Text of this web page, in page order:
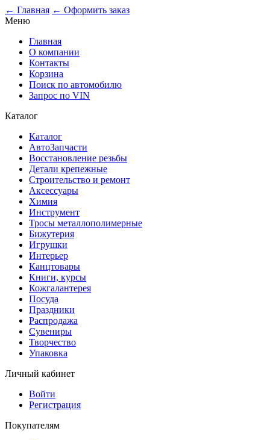
← Главная ← Оформить заказ
Меню
Главная
О компании
Контакты
Корзина
Поиск по автомобилю
Запрос по VIN
Каталог
Каталог
АвтоЗапчасти
Восстановление резьбы
Детали крепежные
Строительство и ремонт
Аксессуары
Химия
Инструмент
Тросы металлополимерные
Бижутерия
Игрушки
Интерьер
Канцтовары
Книги, курсы
Кожгалантерея
Посуда
Праздники
Распродажа
Сувениры
Творчество
Упаковка
Личный кабинет
Войти
Регистрация
Покупателям